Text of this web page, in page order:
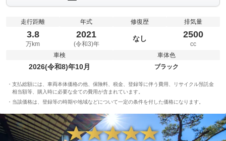
走行距離
3.8
万km
年式
2021
(令和3)年
修復歴
なし
排気量
2500
cc
車検
2026(令和8)年10月
車体色
ブラック
支払総額には、車両本体価格の他、保険料、税金、登録等に伴う費用、リサイクル預託金
相当額等、購入時に必要な全ての費用が含まれています。
当該価格は、登録等の時期や地域などについて一定の条件を付した価格になります。